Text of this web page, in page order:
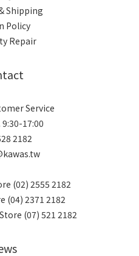
Shipping
Policy
Repair
Service
17:00
2182
(02) 2555 2182
(04) 2371 2182
(07) 521 2182